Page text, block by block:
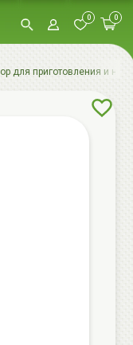
0 0
для приготовления и